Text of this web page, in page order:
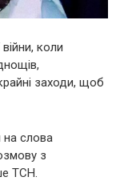
коли
заходи, щоб
слова
з
ТСН.